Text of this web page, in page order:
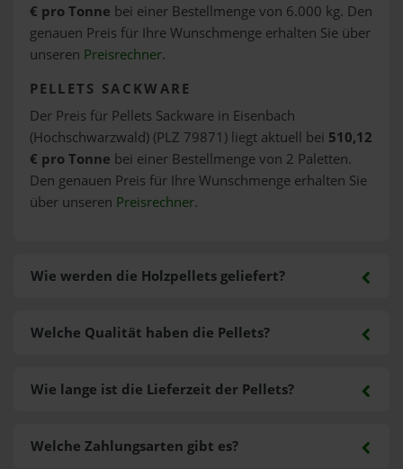
€ pro Tonne bei einer Bestellmenge von 6.000 kg. Den
genauen Preis für Ihre Wunschmenge erhalten Sie über
unseren Preisrechner.
PELLETS SACKWARE
Der Preis für Pellets Sackware in Eisenbach
(Hochschwarzwald) (PLZ 79871) liegt aktuell bei 510,12
€ pro Tonne bei einer Bestellmenge von 2 Paletten.
Den genauen Preis für Ihre Wunschmenge erhalten Sie
über unseren Preisrechner.
Wie werden die Holzpellets geliefert?
Welche Zahlungsarten gibt es?
Welche Qualität haben die Pellets?
Wie lange ist die Lieferzeit der Pellets?